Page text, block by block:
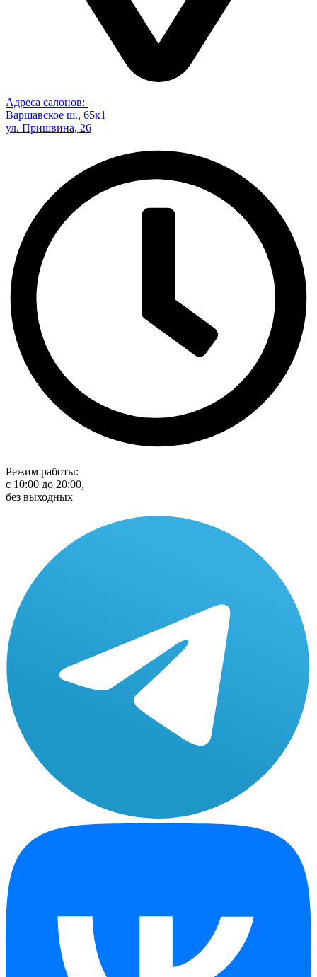
Адреса салонов:
Варшавское ш., 65к1
ул. Пришвина, 26
Режим работы:
с 10:00 до 20:00,
без выходных